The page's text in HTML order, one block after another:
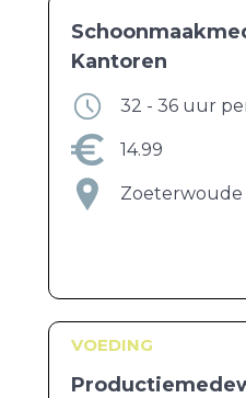
Kantoren
32 - 36 uur
14.99
Zoeterwoude
VOEDING